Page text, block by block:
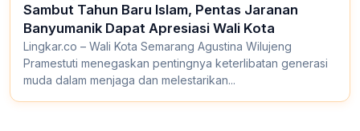
Sambut Tahun Baru Islam, Pentas Jaranan
Banyumanik Dapat Apresiasi Wali Kota
Lingkar.co – Wali Kota Semarang Agustina Wilujeng
Pramestuti menegaskan pentingnya keterlibatan generasi
muda dalam menjaga dan melestarikan...